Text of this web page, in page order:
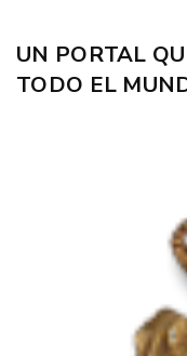
UN PORTAL
TODO EL